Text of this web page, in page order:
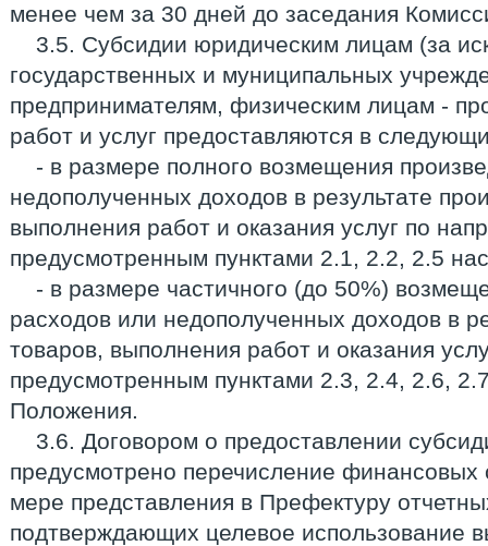
менее чем за 30 дней до заседания
3.5. Субсидии юридическим лицам (за
государственных и муниципальных
предпринимателям, физическим лицам -
работ и услуг предоставляются в
- в размере полного возмещения
недополученных доходов в результате
выполнения работ и оказания услуг по
предусмотренным пунктами 2.1, 2.2, 2.5
- в размере частичного (до 50%)
расходов или недополученных доходов в
товаров, выполнения работ и оказания
предусмотренным пунктами 2.3, 2.4, 2.6,
Положения.
3.6. Договором о предоставлении
предусмотрено перечисление финансовых
мере представления в Префектуру
подтверждающих целевое использование